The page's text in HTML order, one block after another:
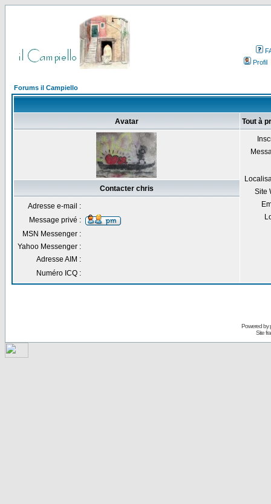
Profil
Forums il Campiello
Avatar Tout à
Site
Contacter chris
Adresse e-mail :
Message privé :
MSN Messenger :
Yahoo Messenger :
Adresse AIM :
Numéro ICQ :
Powered by
Site